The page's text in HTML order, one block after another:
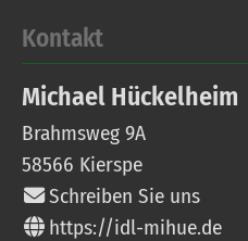
Kontakt
Michael Hückelheim
Brahmsweg 9A
58566 Kierspe
Schreiben Sie uns
https://idl-mihue.de